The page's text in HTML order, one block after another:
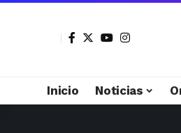
Inicio Noticias